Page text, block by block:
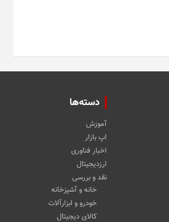
دسته‌ها
آموزش
اپ بازار
اخبار فناوری
ارزدیجیتال
نقد و بررسی
خانه و آشپزخانه
خودرو و ابزارآلات
کالای دیجیتال